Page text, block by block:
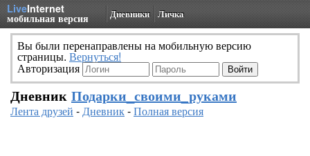
LiveInternet
мобильная версия Дневники Личка
Вы были перенаправлены на мобильную версию
страницы. Вернуться!
Авторизация
Дневник Подарки_своими_руками
Лента друзей -Дневник-Полная версия